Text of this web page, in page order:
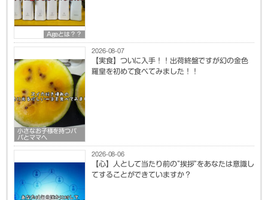
Ageとは？？
小さなお子様を持つパ
パとママへ
2026-08-07
【実食】ついに入手！！出荷終盤ですが幻の金色
羅皇を初めて食べてみました！！
2026-08-06
【心】人として当たり前の”挨拶”をあなたは意識し
てすることができていますか？